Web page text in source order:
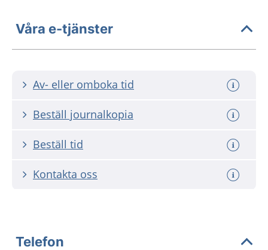
Våra e-tjänster
Av- eller omboka tid
Beställ journalkopia
Beställ tid
Kontakta oss
Telefon